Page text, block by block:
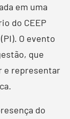
em uma
do CEEP
O evento
que
e representar
do